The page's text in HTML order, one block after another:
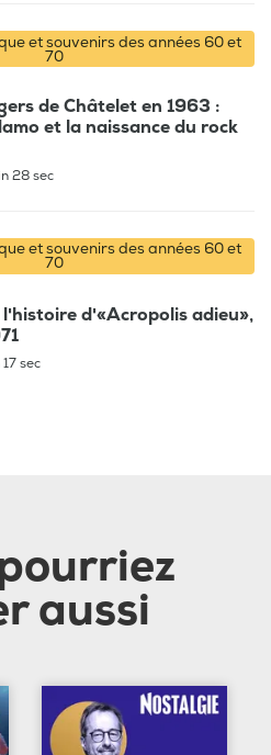
et souvenirs des années 60 et
70
de Châtelet en 1963 :
et la naissance du rock
28 sec
et souvenirs des années 60 et
70
d'«Acropolis adieu»,
sec
aussi